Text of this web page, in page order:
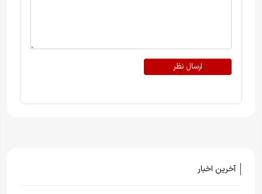
ارسال نظر
آخرین اخبار